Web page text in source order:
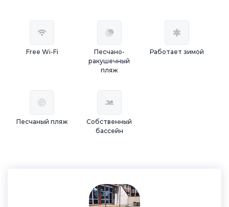
Free Wi-Fi
Песчано-
ракушечный
пляж
Работает зимой
Песчаный пляж
Собственный
бассейн